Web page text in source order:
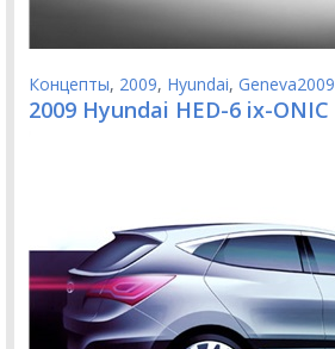
Концепты, 2009, Hyundai, Geneva2009
2009 Hyundai HED-6 ix-ONIC